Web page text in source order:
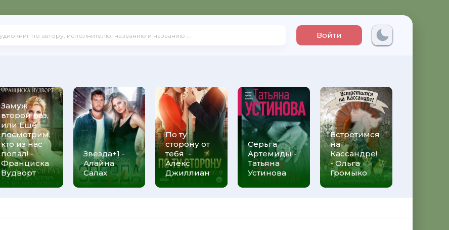
Войти
Замуж
второй раз,
или Ещё
посмотрим,
кто из нас
попал! -
Франциска
Вудворт
Звезда+1 -
Алайна
Салах
По ту
сторону от
тебя -
Алекс
Джиллиан
Серьга
Артемиды -
Татьяна
Устинова
Встретимся
на
Кассандре!
- Ольга
Громыко